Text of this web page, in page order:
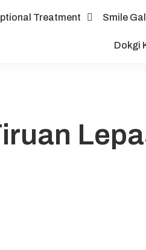
Treatment Smile
Dokgi